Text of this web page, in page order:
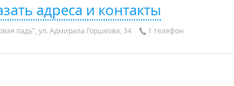
адреса и контакты
падь", ул. Адмирала Горшкова, 34 1 телефон